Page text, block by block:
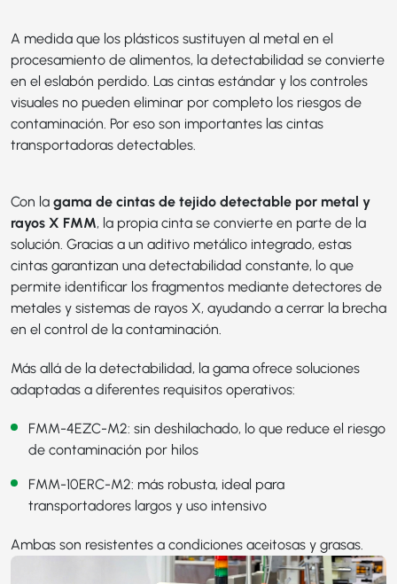
A medida que los plásticos sustituyen al metal en el
procesamiento de alimentos, la detectabilidad se convierte
en el eslabón perdido. Las cintas estándar y los controles
visuales no pueden eliminar por completo los riesgos de
contaminación. Por eso son importantes las cintas
transportadoras detectables.
Con la gama de cintas de tejido detectable por metal y
rayos X FMM, la propia cinta se convierte en parte de la
solución. Gracias a un aditivo metálico integrado, estas
cintas garantizan una detectabilidad constante, lo que
permite identificar los fragmentos mediante detectores de
metales y sistemas de rayos X, ayudando a cerrar la brecha
en el control de la contaminación.
Más allá de la detectabilidad, la gama ofrece soluciones
adaptadas a diferentes requisitos operativos:
FMM-4EZC-M2: sin deshilachado, lo que reduce el riesgo
de contaminación por hilos
FMM-10ERC-M2: más robusta, ideal para
transportadores largos y uso intensivo
Ambas son resistentes a condiciones aceitosas y grasas.